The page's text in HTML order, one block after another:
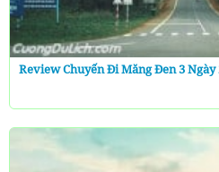
Review Chuyến Đi Măng Đen 3